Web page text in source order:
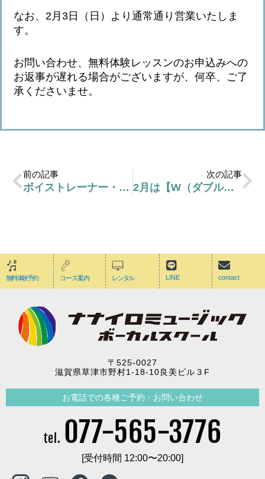
なお、2月3日（日）より通常通り営業いたしま
す。
お問い合わせ、無料体験レッスンのお申込みへの
お返事が遅れる場合がございますが、何卒、ご了
承くださいませ。
前の記事
ボイストレーナー・ボーカル講師の募集開始！
次の記事
2月は【W（ダブル）ご入会キャンペーン】実施です！
無料体験予約 コース案内 レンタル LINE contact
〒525-0027
滋賀県草津市野村1-18-10良美ビル３F
お電話での各種ご予約・お問い合わせ
tel. 077-565-3776
[受付時間 12:00〜20:00]